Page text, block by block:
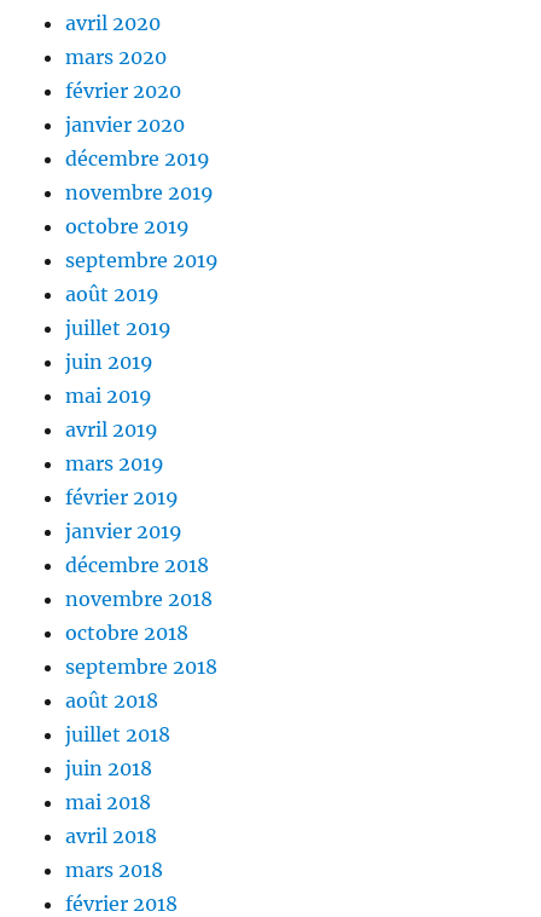
avril 2020
mars 2020
février 2020
janvier 2020
décembre 2019
novembre 2019
octobre 2019
septembre 2019
août 2019
juillet 2019
juin 2019
mai 2019
avril 2019
mars 2019
février 2019
janvier 2019
décembre 2018
novembre 2018
octobre 2018
septembre 2018
août 2018
juillet 2018
juin 2018
mai 2018
avril 2018
mars 2018
février 2018